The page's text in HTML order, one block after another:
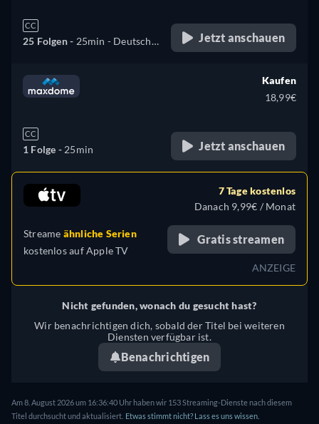
CC
25 Folgen - 25min - Deutsch,
Jetzt anschauen
CC
1 Folge - 25min
Kaufen
18,99€
Jetzt anschauen
Streame ähnliche Serien
kostenlos aufApple TV
7 Tage kostenlos
Danach 9,99€ / Monat
Gratis streamen
ANZEIGE
Nicht gefunden, wonach du gesucht hast?
Wir benachrichtigen dich, sobald der Titel bei weiteren
Diensten verfügbar ist.
Benachrichtigen
Am 8. August 2026 um 16:36:40 Uhr haben wir 153 Streaming-Dienste nach diesem
Titel durchsucht und aktualisiert. Etwas stimmt nicht? Lass es uns wissen.